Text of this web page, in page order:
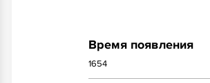
Время появления
1654